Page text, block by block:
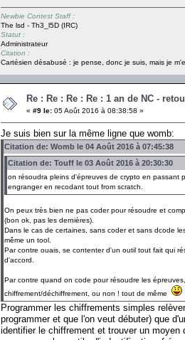
Newbie Contest Staff :
The lsd - Th3_l5D (IRC)
Statut :
Administrateur
Citation :
Cartésien désabusé : je pense, donc je suis, mais je
Re : Re : Re : Re : 1 an de NC -
« #9 le: 05 Août 2016 à 08:38:58 »
Je suis bien sur la même ligne que womb:
Citation de: Womb le 04 Août 2016 à 07:45:38
Citation de: Touff le 03 Août 2016 à 20:30:30
on résoudra pleins d'épreuves de crypto en
engranger en recodant tout from scratch.
On peux très bien ne pas coder pour résoudre et
(bon ok, pas les dernières).
Dans le cas de certaines, sans coder et sans dcode
même un tool.
Par contre ouais, se contenter d'un outil tout fait qui
d'accord.
Par contre quand on code pour résoudre les
chiffrement/déchiffrement, ou non ! tout de même
Programmer les chiffrements simples
programmer et que l'on veut débuter) que
identifier le chiffrement et trouver un